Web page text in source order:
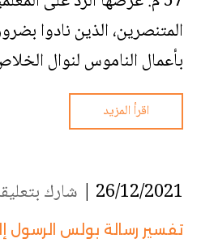
المتنصرين، الذين نادوا
بأعمال الناموس لنوال
اقرأ المزيد
26/12/2021 | شارك
تفسير رسالة بولس